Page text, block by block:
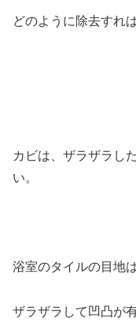
どのように除去すれ
カビは、ザラザラし
い。
浴室のタイルの目地
ザラザラして凹凸が